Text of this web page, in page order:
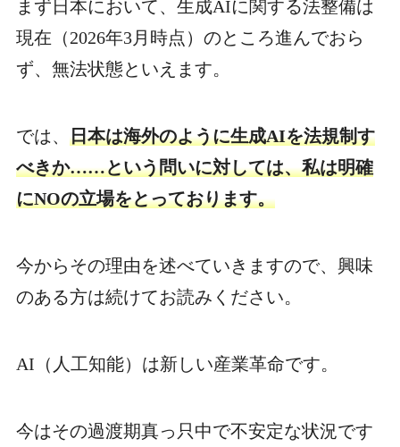
まず日本において、生成AIに関する法整備は
現在（2026年3月時点）のところ進んでおら
ず、無法状態といえます。
では、 日本は海外のように生成AIを法規制す
べきか……という問いに対しては、私は明確
にNOの立場をとっております。
今からその理由を述べていきますので、興味
のある方は続けてお読みください。
AI（人工知能）は新しい産業革命です。
今はその過渡期真っ只中で不安定な状況です